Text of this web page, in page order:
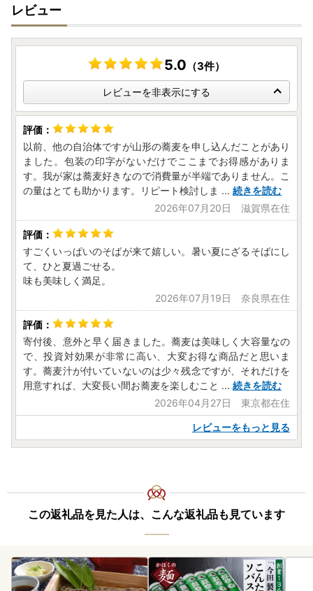
レビュー
5.0 （3件）
レビューを非表示にする
以前、他の自治体ですが山形の蕎麦を申し込んだことがあり
ました。包装の印字がないだけでここまでお得感がありま
す。我が家は蕎麦好きなので消費量が半端でありません。こ
の量はとても助かります。リピート検討しま ... 続きを読む
2026年07月20日 滋賀県在住
すごくいっぱいのそばが来て嬉しい。暑い夏にざるそばにし
て、ひと夏過ごせる。
味も美味しく満足。
2026年07月19日 奈良県在住
寄付後、意外と早く届きました。蕎麦は美味しく大容量なの
で、投資対効果が非常に高い、大変お得な商品だと思いま
す。蕎麦汁が付いていないのは少々残念ですが、それだけを
用意すれば、大変長い間お蕎麦を楽しむこと ... 続きを読む
2026年04月27日 東京都在住
レビューをもっと見る
この返礼品を見た人は、こんな返礼品も見ています